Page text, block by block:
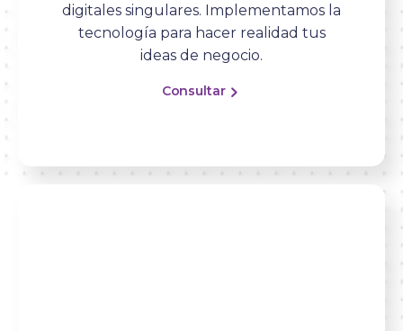
digitales singulares. Implementamos la
tecnología para hacer realidad tus
ideas de negocio.
Consultar